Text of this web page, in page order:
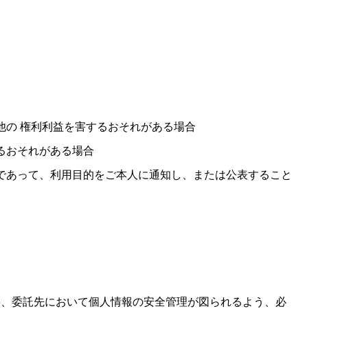
権利利益を害するおそれがある場合
おそれがある場合
って、利用目的をご本人に通知し、または公表すること
委託先において個人情報の安全管理が図られるよう、必